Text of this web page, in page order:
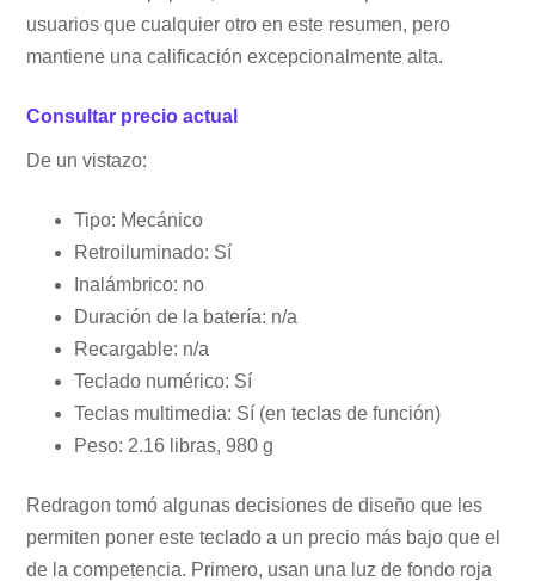
usuarios que cualquier otro en este resumen, pero
mantiene una calificación excepcionalmente alta.
Consultar precio actual
De un vistazo:
Tipo: Mecánico
Retroiluminado: Sí
Inalámbrico: no
Duración de la batería: n/a
Recargable: n/a
Teclado numérico: Sí
Teclas multimedia: Sí (en teclas de función)
Peso: 2.16 libras, 980 g
Redragon tomó algunas decisiones de diseño que les
permiten poner este teclado a un precio más bajo que el
de la competencia. Primero, usan una luz de fondo roja